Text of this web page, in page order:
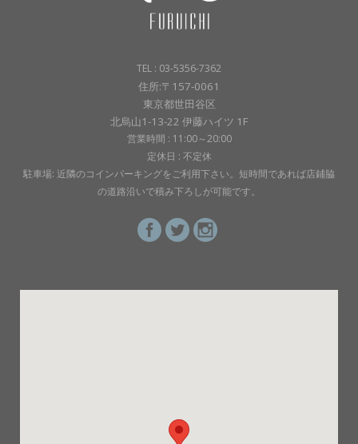
TEL : 03-5356-7362
住所:〒157-0061
東京都世田谷区
北烏山1-13-22 伊藤ハイツ 1F
営業時間 : 11:00～20:00
定休日 : 不定休
駐車場: 近隣のコインパーキングをご利用下さい。短時間であれば店鋪脇
の道路沿いで積み下ろしが可能です。